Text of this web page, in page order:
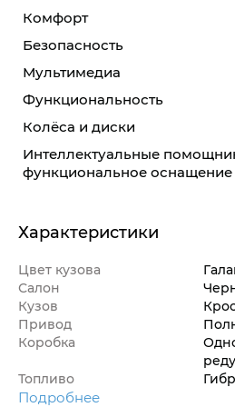
Комфорт
Безопасность
Мультимедиа
Функциональность
Колёса и диски
Интеллектуальные
функциональное оснащение
Характеристики
Цвет кузова
Салон
Кузов
Привод
Коробка
Топливо
Подробнее